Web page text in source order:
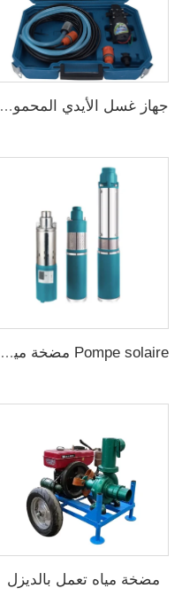
جهاز غسل الأيدي المحمول 12V مضخة غسيل سيارات عالية الضغط
Pompe solaire مضخة مياه شمسية
مضخة مياه تعمل بالديزل